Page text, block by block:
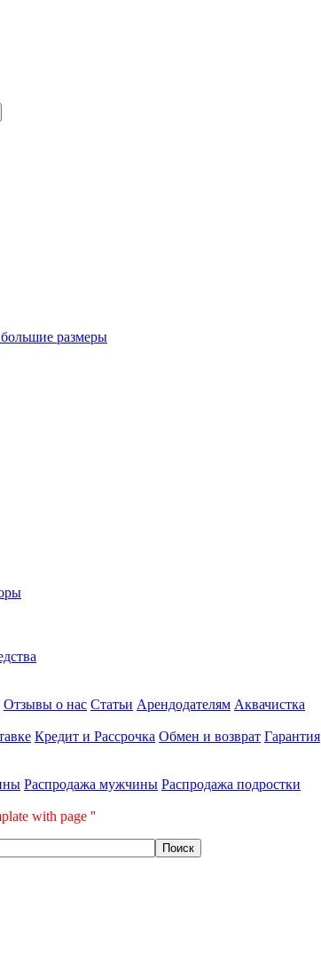
размеры
Отзывы о нас Статьи Арендодателям Аквачистка
Кредит и Рассрочка Обмен и возврат Гарантия
Распродажа мужчины Распродажа подростки
with page ''